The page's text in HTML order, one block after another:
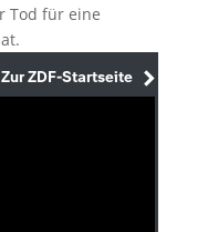
Tod für eine